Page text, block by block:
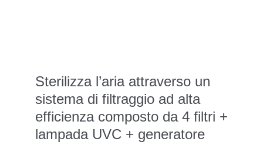
Sterilizza l’aria attraverso un
sistema di filtraggio ad alta
efficienza composto da 4 filtri +
lampada UVC + generatore